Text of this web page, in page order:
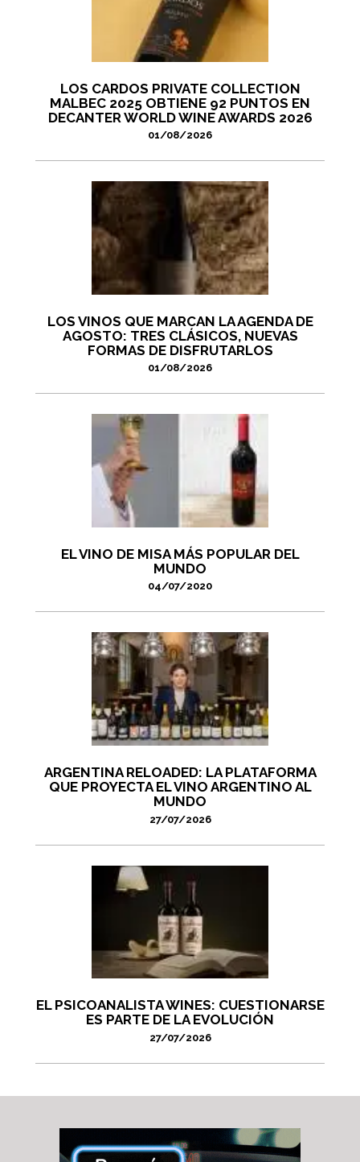
LOS CARDOS PRIVATE COLLECTION
MALBEC 2025 OBTIENE 92 PUNTOS EN
DECANTER WORLD WINE AWARDS 2026
01/08/2026
LOS VINOS QUE MARCAN LA AGENDA DE
AGOSTO: TRES CLÁSICOS, NUEVAS
FORMAS DE DISFRUTARLOS
01/08/2026
EL VINO DE MISA MÁS POPULAR DEL
MUNDO
04/07/2020
ARGENTINA RELOADED: LA PLATAFORMA
QUE PROYECTA EL VINO ARGENTINO AL
MUNDO
27/07/2026
EL PSICOANALISTA WINES: CUESTIONARSE
ES PARTE DE LA EVOLUCIÓN
27/07/2026